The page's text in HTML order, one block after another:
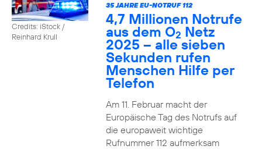
Credits: iStock /
Reinhard Krull
35 JAHRE EU-NOTRUF 112
4,7 Millionen Notrufe
aus dem O2 Netz
2025 – alle sieben
Sekunden rufen
Menschen Hilfe per
Telefon
Am 11. Februar macht der
Europäische Tag des Notrufs auf
die europaweit wichtige
Rufnummer 112 aufmerksam